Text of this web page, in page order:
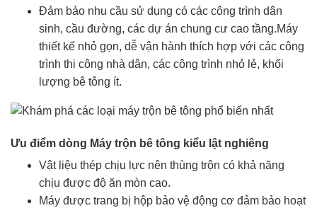
Đảm bảo nhu cầu sử dụng có các công trình dân
sinh, cầu đường, các dự án chung cư cao tầng.Máy
thiết kế nhỏ gọn, dễ vận hành thích hợp với các công
trình thi công nhà dân, các công trình nhỏ lẻ, khối
lượng bê tông ít.
Ưu điểm dòng Máy trộn bê tông kiểu lật nghiêng
Vật liệu thép chịu lực nên thùng trộn có khả năng
chịu được độ ăn mòn cao.
Máy được trang bị hộp bảo vệ động cơ đảm bảo hoạt